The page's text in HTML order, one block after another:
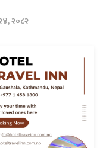
२०८२